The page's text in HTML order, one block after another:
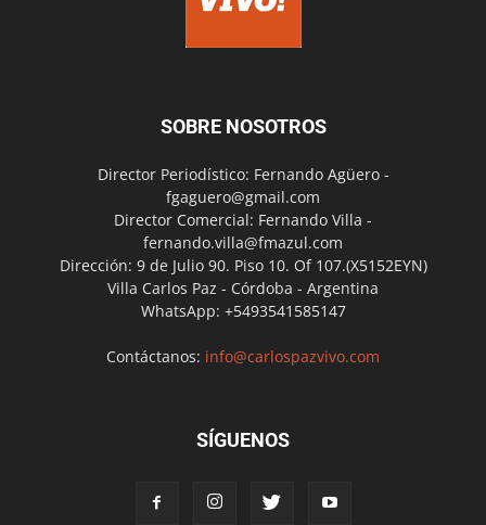
SOBRE NOSOTROS
Director Periodístico: Fernando Agüero -
fgaguero@gmail.com
Director Comercial: Fernando Villa -
fernando.villa@fmazul.com
Dirección: 9 de Julio 90. Piso 10. Of 107.(X5152EYN)
Villa Carlos Paz - Córdoba - Argentina
WhatsApp: +5493541585147
Contáctanos: info@carlospazvivo.com
SÍGUENOS